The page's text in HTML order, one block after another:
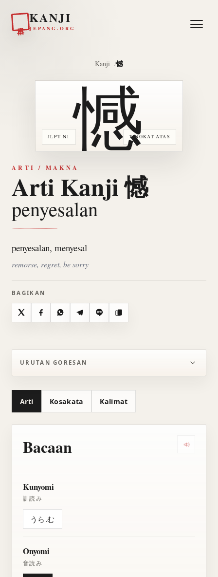
KANJI
JEPANG.ORG
Kanji 憾
JLPT N1 TINGKAT ATAS
憾
ARTI / MAKNA
Arti Kanji 憾
penyesalan
penyesalan, menyesal
remorse, regret, be sorry
BAGIKAN
X FacebookWhatsAppTelegramLine Salin
URUTAN GORESAN
Arti Kosakata Kalimat
Bacaan
Kunyomi
訓読み
うら.む
Onyomi
音読み